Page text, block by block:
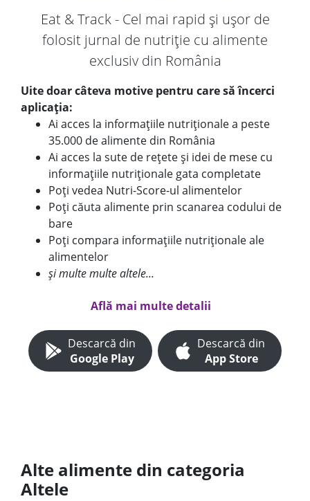
Eat & Track - Cel mai rapid și ușor de
folosit jurnal de nutriție cu alimente
exclusiv din România
Uite doar câteva motive pentru care să încerci
aplicația:
Ai acces la informațiile nutriționale a peste
35.000 de alimente din România
Ai acces la sute de rețete și idei de mese cu
informațiile nutriționale gata completate
Poți vedea Nutri-Score-ul alimentelor
Poți căuta alimente prin scanarea codului de
bare
Poți compara informațiile nutriționale ale
alimentelor
și multe multe altele...
Află mai multe detalii
Descarcă din
Google Play
Descarcă din
App Store
Alte alimente din categoria
Altele